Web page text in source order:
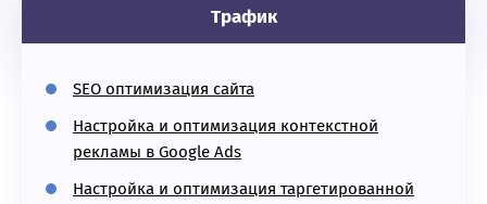
Трафик
SEO оптимизация сайта
Настройка и оптимизация контекстной
рекламы в Google Ads
Настройка и оптимизация таргетированной